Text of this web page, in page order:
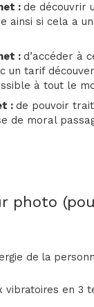
: de découvrir
ainsi si cela a
: d’accéder à
un tarif
à tout le
: de pouvoir
de moral
photo
de la
vibratoires en 3